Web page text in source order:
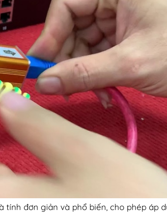
đơn giản và phổ biến, cho phép áp